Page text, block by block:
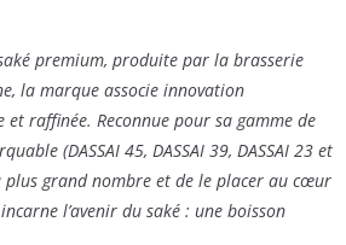
premium, produite par la brasserie
la marque associe innovation
raffinée. Reconnue pour sa gamme de
(DASSAI 45, DASSAI 39, DASSAI 23 et
plus grand nombre et de le placer au cœur
l’avenir du saké : une boisson